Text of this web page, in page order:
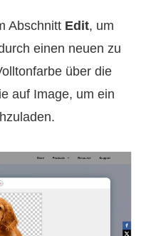
Abschnitt Edit, um
einen neuen zu
über die
auf Image, um ein